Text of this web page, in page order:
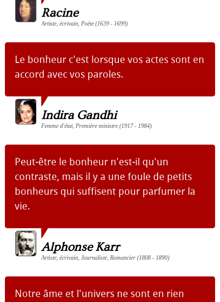
Racine
Artiste, écrivain, Poète (1639 - 1699)
Le bonheur c'est lorsque vos actes sont en
accord avec vos paroles.
Indira Gandhi
Femme d'état, Première ministre (1917 - 1984)
Peut-être le bonheur n'est-il qu'un
contraste, mais il y a une foule de petits
bonheurs qui suffisent pour parfumer la
vie.
Alphonse Karr
Artiste, écrivain, Journaliste, Romancier (1808 - 1890)
Notre âme et l'univers ne sont en rien